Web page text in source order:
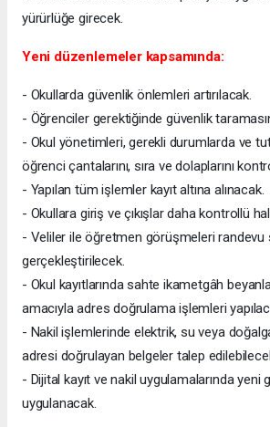
yürürlüğe girecek.
Yeni düzenlemeler kapsamında:
- Okullarda güvenlik önlemleri artırılacak.
- Öğrenciler gerektiğinde güvenlik
- Okul yönetimleri, gerekli durumlarda ve
öğrenci çantalarını, sıra ve dolaplarını
- Yapılan tüm işlemler kayıt altına alınacak.
- Okullara giriş ve çıkışlar daha kontrollü
- Veliler ile öğretmen görüşmeleri randevu
gerçekleştirilecek.
- Okul kayıtlarında sahte ikametgâh
amacıyla adres doğrulama işlemleri
- Nakil işlemlerinde elektrik, su veya
adresi doğrulayan belgeler talep
- Dijital kayıt ve nakil uygulamalarında yeni
uygulanacak.